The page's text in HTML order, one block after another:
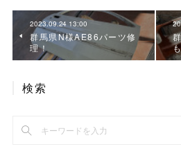
2023.09.24 13:00
群馬県N様AE86パーツ修
理！
検索